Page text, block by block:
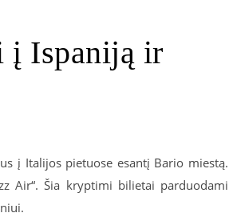
į Ispaniją ir
į Italijos pietuose esantį Bario miestą.
Air“. Šia kryptimi bilietai parduodami